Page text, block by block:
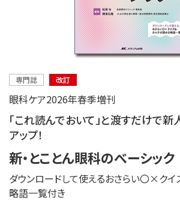
専門誌 改訂
眼科ケア2026年春季増刊
「これ読んでおいて」と渡すだけで
アップ！
新・とことん眼科のべーシック
ダウンロードして使えるおさらい〇×クイ
略語一覧付き